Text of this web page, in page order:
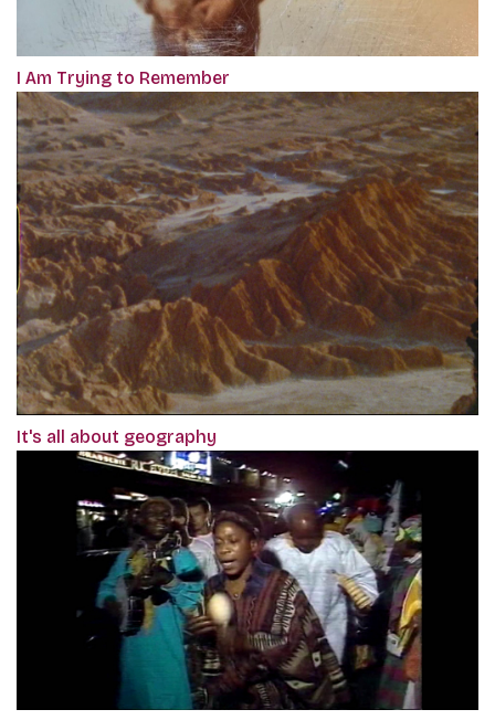
I Am Trying to Remember
It's all about geography